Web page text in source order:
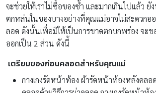
จะช่วยให้เราไม่ซื้อของซ้ำ และมากเกินไปแล้ว ยัง
ตกหล่นในของบางอย่างที่คุณแม่อาจไม่สะดวกอ
ลอด ดังนั้นเพื่อมิให้เป็นการขาดตกบกพร่อง จะข
ออกเป็น 2 ส่วน ดังนี้
เตรียมของก่อนคลอดสำหรับคุณแม่
กางเกงรัดหน้าท้อง ผ้ารัดหน้าท้องหลังคล